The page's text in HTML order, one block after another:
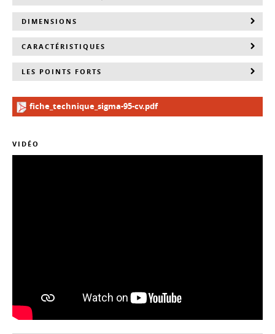
VIDÉO
DIMENSIONS
CARACTÉRISTIQUES
LES POINTS FORTS
fiche_technique_sigma-95-cv.pdf